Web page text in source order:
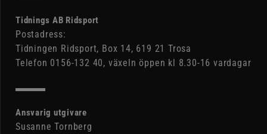
Tidnings AB Ridsport
Postadress:
Tidningen Ridsport, Box 14, 619 21 Trosa
Telefon 0156-132 40, växeln öppen kl 8.30-16 vardagar
Ansvarig utgivare
Susanne Tornberg